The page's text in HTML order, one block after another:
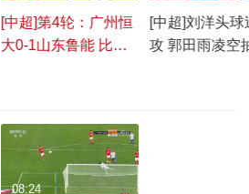
[中超]第4轮：广州恒
大0-1山东鲁能 比赛
[中超]刘洋头球
攻 郭田雨凌空
08:24